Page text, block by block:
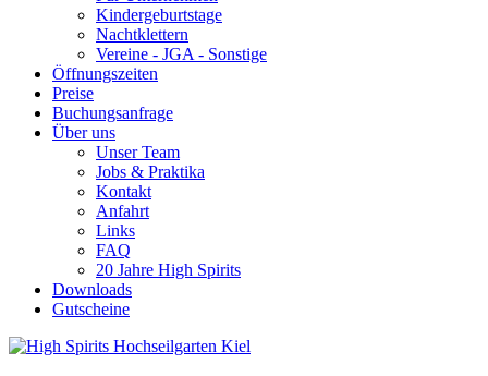
Kindergeburtstage
Nachtklettern
Vereine - JGA - Sonstige
Öffnungszeiten
Preise
Buchungsanfrage
Über uns
Unser Team
Jobs & Praktika
Kontakt
Anfahrt
Links
FAQ
20 Jahre High Spirits
Downloads
Gutscheine